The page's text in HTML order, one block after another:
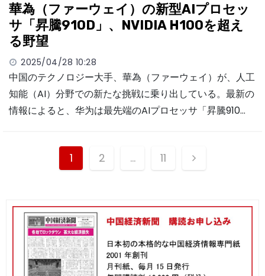
華為（ファーウェイ）の新型AIプロセッ
サ「昇騰910D」、NVIDIA H100を超え
る野望
2025/04/28 10:28
中国のテクノロジー大手、華為（ファーウェイ）が、人工
知能（AI）分野での新たな挑戦に乗り出している。最新の
情報によると、华为は最先端のAIプロセッサ「昇騰910…
投
ナ
ビ
ゲ
1 2 … 11